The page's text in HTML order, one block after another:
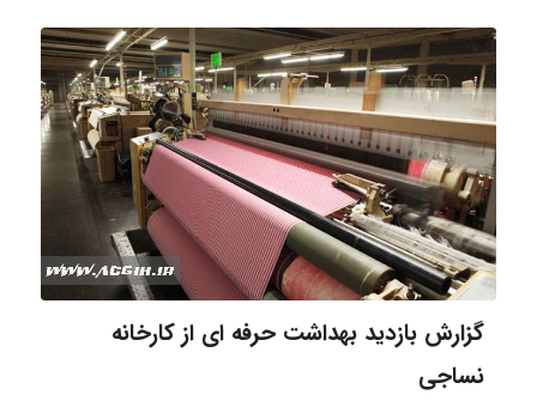
گزارش بازدید بهداشت حرفه ای از کارخانه
نساجی